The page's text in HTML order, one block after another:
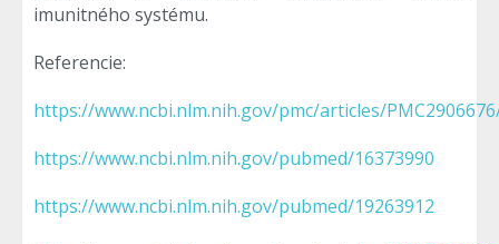
imunitného systému.
Referencie:
https://www.ncbi.nlm.nih.gov/pmc/articles/
https://www.ncbi.nlm.nih.gov/pubmed/16373990
https://www.ncbi.nlm.nih.gov/pubmed/19263912